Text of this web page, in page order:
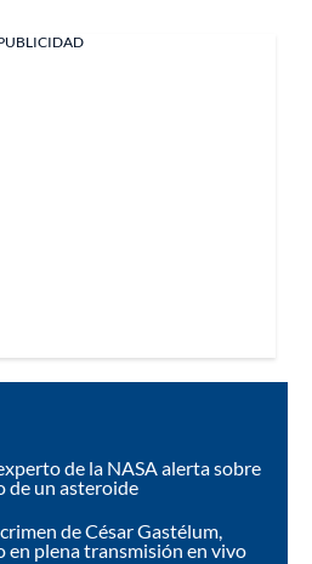
de la NASA alerta sobre
de un asteroide
de César Gastélum,
en plena transmisión en vivo